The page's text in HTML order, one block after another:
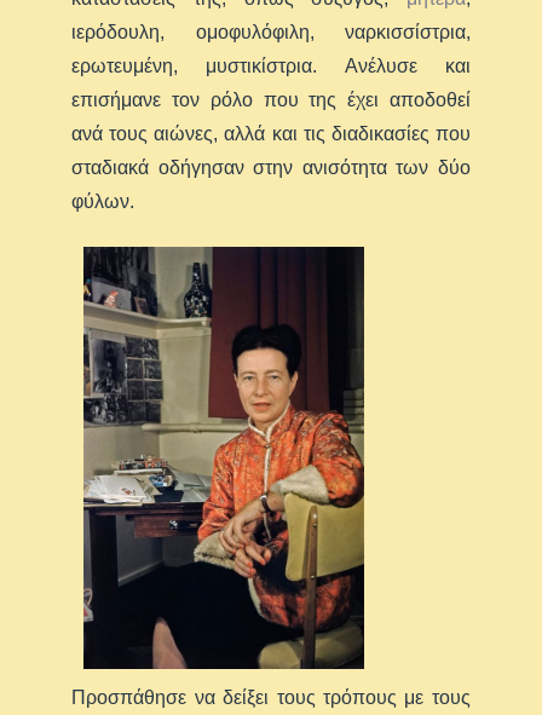
ιερόδουλη, ομοφυλόφιλη, ναρκισσίστρια,
ερωτευμένη, μυστικίστρια. Ανέλυσε και
επισήμανε τον ρόλο που της έχει αποδοθεί
ανά τους αιώνες, αλλά και τις διαδικασίες που
σταδιακά οδήγησαν στην ανισότητα των δύο
φύλων.
Προσπάθησε να δείξει τους τρόπους με τους